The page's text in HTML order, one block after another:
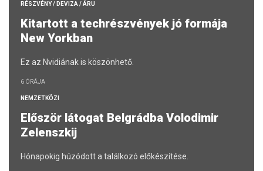
RÉSZVÉNY / DEVIZA / ÁRU
Kitartott a techrészvények jó formája
New Yorkban
Ez az Nvidiának is köszönhető.
6 ÓRÁJA
NEMZETKÖZI
Először látogat Belgrádba Volodimir
Zelenszkij
Hónapokig húzódott a találkozó előkészítése.